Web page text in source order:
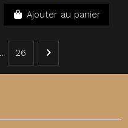
Ajouter au panier
26